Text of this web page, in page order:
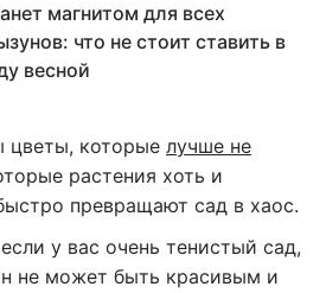
магнитом для всех
что не стоит ставить в
весной
цветы, которые лучше не
растения хоть и
превращают сад в хаос.
у вас очень тенистый сад,
не может быть красивым и